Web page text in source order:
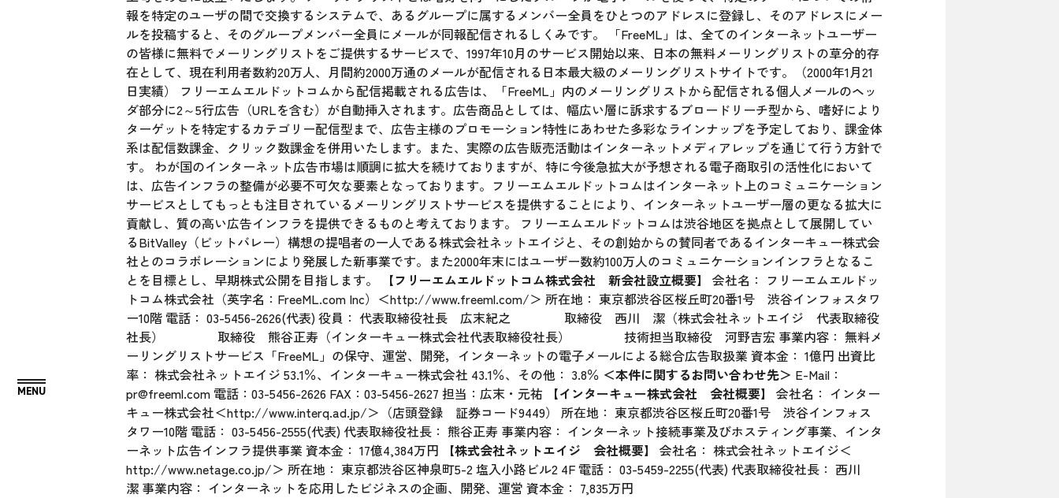
報を特定のユーザの間で交換するシステムで、あるグループに属するメンバー全員をひとつのアドレスに登録し、そのアドレスにメー
ルを投稿すると、そのグループメンバー全員にメールが同報配信されるしくみです。 「FreeML」は、全てのインターネットユーザー
の皆様に無料でメーリングリストをご提供するサービスで、1997年10月のサービス開始以来、日本の無料メーリングリストの草分的存
在として、現在利用者数約20万人、月間約2000万通のメールが配信される日本最大級のメーリングリストサイトです。（2000年1月21
日実績） フリーエムエルドットコムから配信掲載される広告は、「FreeML」内のメーリングリストから配信される個人メールのヘッ
ダ部分に2～5行広告（URLを含む）が自動挿入されます。広告商品としては、幅広い層に訴求するブロードリーチ型から、嗜好により
ターゲットを特定するカテゴリー配信型まで、広告主様のプロモーション特性にあわせた多彩なラインナップを予定しており、課金体
系は配信数課金、クリック数課金を併用いたします。また、実際の広告販売活動はインターネットメディアレップを通じて行う方針で
す。 わが国のインターネット広告市場は順調に拡大を続けておりますが、特に今後急拡大が予想される電子商取引の活性化において
は、広告インフラの整備が必要不可欠な要素となっております。フリーエムエルドットコムはインターネット上のコミュニケーション
サービスとしてもっとも注目されているメーリングリストサービスを提供することにより、インターネットユーザー層の更なる拡大に
貢献し、質の高い広告インフラを提供できるものと考えております。 フリーエムエルドットコムは渋谷地区を拠点として展開してい
るBitValley（ビットバレー）構想の提唱者の一人である株式会社ネットエイジと、その創始からの賛同者であるインターキュー株式会
社とのコラボレーションにより発展した新事業です。また2000年末にはユーザー数約100万人のコミュニケーションインフラとなるこ
とを目標とし、早期株式公開を目指します。
【フリーエムエルドットコム株式会社 新会社設立概要】
会社名： フリーエムエルドッ
トコム株式会社（英字名：FreeML.com Inc）＜http://www.freeml.com/＞ 所在地： 東京都渋谷区桜丘町20番1号 渋谷インフォスタワ
ー10階 電話： 03-5456-2626(代表) 役員： 代表取締役社長 広末紀之 取締役 西川 潔（株式会社ネットエイジ 代表取締役
社長） 取締役 熊谷正寿（インターキュー株式会社代表取締役社長） 技術担当取締役 河野吉宏 事業内容： 無料メ
ーリングリストサービス「FreeML」の保守、運営、開発，インターネットの電子メールによる総合広告取扱業 資本金： 1億円 出資比
率： 株式会社ネットエイジ 53.1％、インターキュー株式会社 43.1％、その他： 3.8％ ＜本件に関するお問い合わせ先＞ E-Mail：
pr@freeml.com電話：03-5456-2626 FAX：03-5456-2627 担当：広末・元祐 【インターキュー株式会社 会社概要】
会社名： インター
キュー株式会社＜http://www.interq.ad.jp/＞（店頭登録 証券コード9449） 所在地： 東京都渋谷区桜丘町20番1号 渋谷インフォス
タワー10階 電話： 03-5456-2555(代表) 代表取締役社長： 熊谷正寿 事業内容： インターネット接続事業及びホスティング事業、インタ
ーネット広告インフラ提供事業 資本金： 17億4,384万円
【株式会社ネットエイジ 会社概要】
会社名： 株式会社ネットエイジ＜
http://www.netage.co.jp/＞ 所在地： 東京都渋谷区神泉町5-2 塩入小路ビル2 4F 電話： 03-5459-2255(代表) 代表取締役社長： 西川
潔 事業内容： インターネットを応用したビジネスの企画、開発、運営 資本金： 7,835万円